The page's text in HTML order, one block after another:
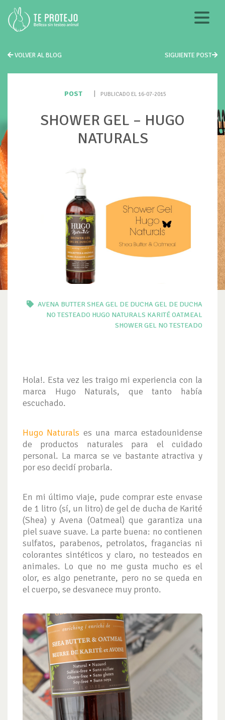
VOLVER AL BLOG SIGUIENTE POST
POST PUBLICADO EL 16-07-2015
SHOWER GEL – HUGO
NATURALS
AVENA BUTTER SHEA GEL DE DUCHA GEL DE DUCHA
NO TESTEADO HUGO NATURALS KARITÉOATMEAL
SHOWER GEL NO TESTEADO
Hola!. Esta vez les traigo mi experiencia con la
marca Hugo Naturals, que tanto había
escuchado.
Hugo Naturals es una marca estadounidense
de productos naturales para el cuidado
personal. La marca se ve bastante atractiva y
por eso decidí probarla.
En mi último viaje, pude comprar este envase
de 1 litro (sí, un litro) de gel de ducha de Karité
(Shea) y Avena (Oatmeal) que garantiza una
piel suave suave. La parte buena: no contienen
sulfatos, parabenos, petrolatos, fragancias ni
colorantes sintéticos y claro, no testeados en
animales. Lo que no me gusta mucho es el
olor, es algo penetrante, pero no se queda en
el cuerpo, se desvanece muy pronto.